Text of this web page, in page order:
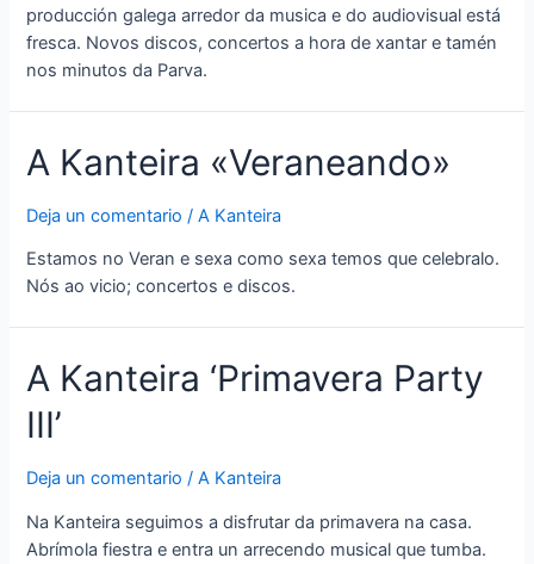
producción galega arredor da musica e do audiovisual está
fresca. Novos discos, concertos a hora de xantar e tamén
nos minutos da Parva.
A Kanteira «Veraneando»
Deja un comentario /A Kanteira
Estamos no Veran e sexa como sexa temos que celebralo.
Nós ao vicio; concertos e discos.
A Kanteira ‘Primavera Party
III’
Deja un comentario /A Kanteira
Na Kanteira seguimos a disfrutar da primavera na casa.
Abrímola fiestra e entra un arrecendo musical que tumba.